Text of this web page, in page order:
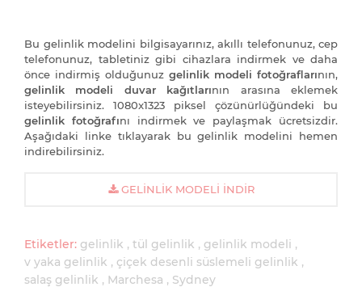
Bu gelinlik modelini bilgisayarınız, akıllı telefonunuz, cep
telefonunuz, tabletiniz gibi cihazlara indirmek ve daha
önce indirmiş olduğunuz gelinlik modeli fotoğraflarının,
gelinlik modeli duvar kağıtlarının arasına eklemek
isteyebilirsiniz. 1080x1323 piksel çözünürlüğündeki bu
gelinlik fotoğrafını indirmek ve paylaşmak ücretsizdir.
Aşağıdaki linke tıklayarak bu gelinlik modelini hemen
indirebilirsiniz.
GELINLIK MODELI İNDIR
Etiketler: gelinlik tül gelinlik
gelinlik modeli
v yaka gelinlik
çiçek desenli süslemeli gelinlik
salaş gelinlik
Marchesa Sydney